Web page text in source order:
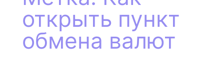
открыть пункт
обмена валют